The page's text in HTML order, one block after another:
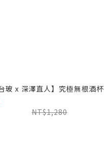
玻 x 深澤直人】究極無根酒杯
NT$1,280